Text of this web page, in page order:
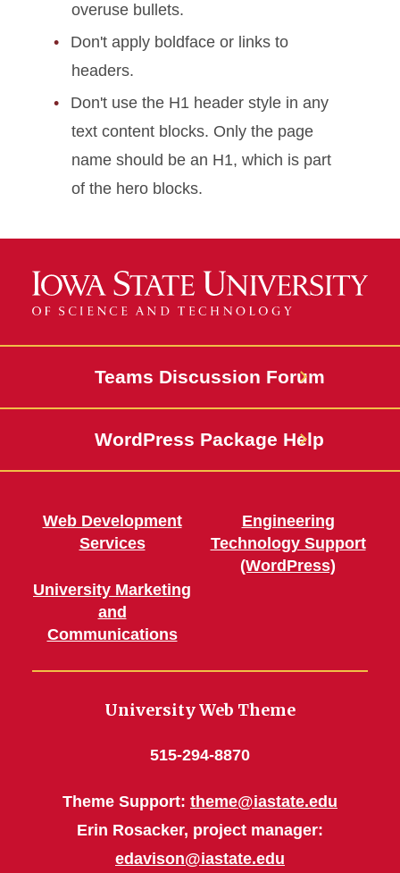
overuse bullets.
Don't apply boldface or links to
headers.
Don't use the H1 header style in any
text content blocks. Only the page
name should be an H1, which is part
of the hero blocks.
Teams Discussion Forum
WordPress Package Help
Web Development
Services
University Marketing
and
Communications
Engineering
Technology Support
(WordPress)
University Web Theme
515-294-8870
Theme Support: theme@iastate.edu
Erin Rosacker, project manager:
edavison@iastate.edu